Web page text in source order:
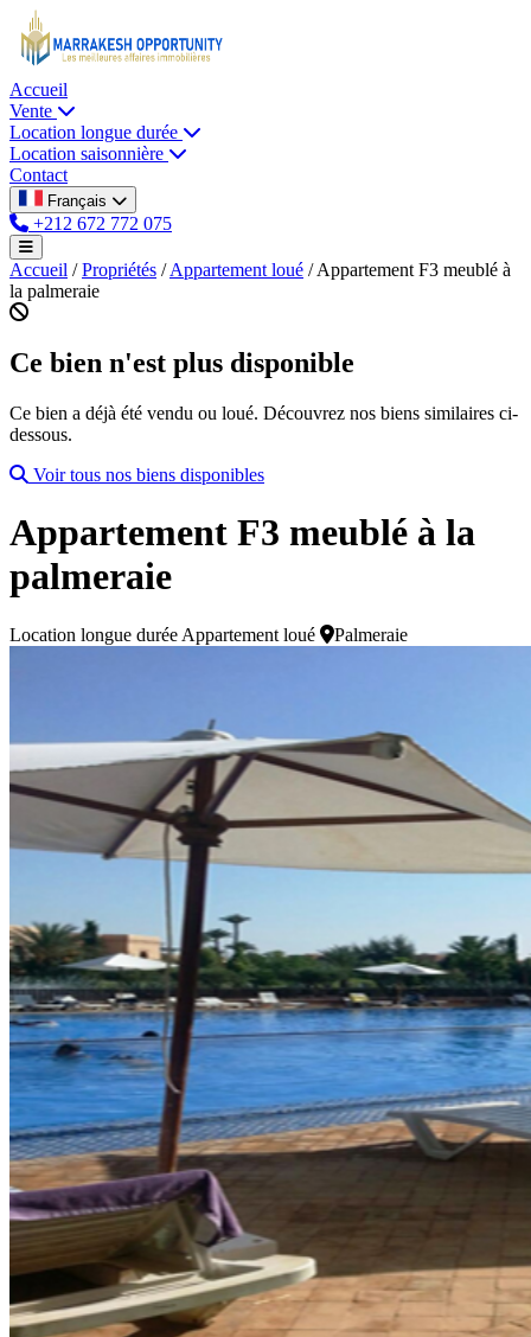
Accueil
Vente
Location longue durée
Location saisonnière
Contact
Français
+212 672 772 075
Accueil / Propriétés / Appartement loué / Appartement F3 meublé à
la palmeraie
Ce bien n'est plus disponible
Ce bien a déjà été vendu ou loué. Découvrez nos biens similaires ci-
dessous.
Voir tous nos biens disponibles
Appartement F3 meublé à la
palmeraie
Location longue durée Appartement loué Palmeraie